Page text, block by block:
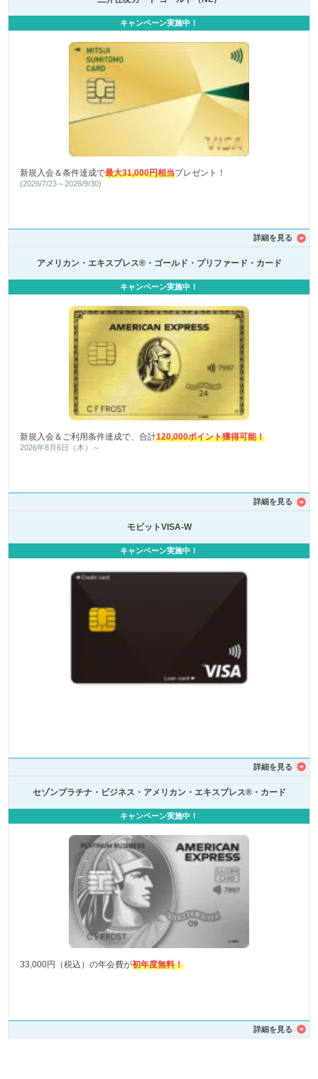
新規入会＆条件達成で最大31,000円相当プレゼント！
(2026/7/23～2026/9/30)
キャンペーン実施中！
詳細を見る
アメリカン・エキスプレス®・ゴールド・プリファード・カード
新規入会＆ご利用条件達成で、合計120,000ポイント獲得可能！
2026年8月6日（木）～
キャンペーン実施中！
詳細を見る
モビットVISA-W
キャンペーン実施中！
詳細を見る
セゾンプラチナ・ビジネス・アメリカン・エキスプレス®・カード
33,000円（税込）の年会費が初年度無料！
キャンペーン実施中！
詳細を見る